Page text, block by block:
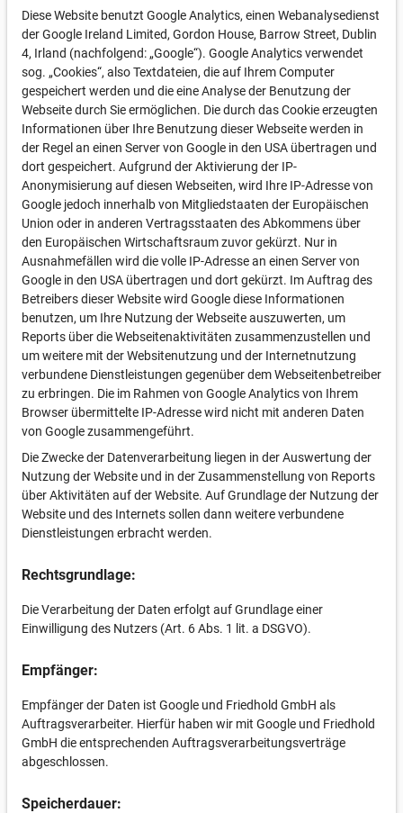
Diese Website benutzt Google Analytics, einen Webanalysedienst
der Google Ireland Limited, Gordon House, Barrow Street, Dublin
4, Irland (nachfolgend: „Google“). Google Analytics verwendet
sog. „Cookies“, also Textdateien, die auf Ihrem Computer
gespeichert werden und die eine Analyse der Benutzung der
Webseite durch Sie ermöglichen. Die durch das Cookie erzeugten
Informationen über Ihre Benutzung dieser Webseite werden in
der Regel an einen Server von Google in den USA übertragen und
dort gespeichert. Aufgrund der Aktivierung der IP-
Anonymisierung auf diesen Webseiten, wird Ihre IP-Adresse von
Google jedoch innerhalb von Mitgliedstaaten der Europäischen
Union oder in anderen Vertragsstaaten des Abkommens über
den Europäischen Wirtschaftsraum zuvor gekürzt. Nur in
Ausnahmefällen wird die volle IP-Adresse an einen Server von
Google in den USA übertragen und dort gekürzt. Im Auftrag des
Betreibers dieser Website wird Google diese Informationen
benutzen, um Ihre Nutzung der Webseite auszuwerten, um
Reports über die Webseitenaktivitäten zusammenzustellen und
um weitere mit der Websitenutzung und der Internetnutzung
verbundene Dienstleistungen gegenüber dem Webseitenbetreiber
zu erbringen. Die im Rahmen von Google Analytics von Ihrem
Browser übermittelte IP-Adresse wird nicht mit anderen Daten
von Google zusammengeführt.
Die Zwecke der Datenverarbeitung liegen in der Auswertung der
Nutzung der Website und in der Zusammenstellung von Reports
über Aktivitäten auf der Website. Auf Grundlage der Nutzung der
Website und des Internets sollen dann weitere verbundene
Dienstleistungen erbracht werden.
Rechtsgrundlage:
Die Verarbeitung der Daten erfolgt auf Grundlage einer
Einwilligung des Nutzers (Art. 6 Abs. 1 lit. a DSGVO).
Empfänger:
Empfänger der Daten ist Google und Friedhold GmbH als
Auftragsverarbeiter. Hierfür haben wir mit Google und Friedhold
GmbH die entsprechenden Auftragsverarbeitungsverträge
abgeschlossen.
Speicherdauer: